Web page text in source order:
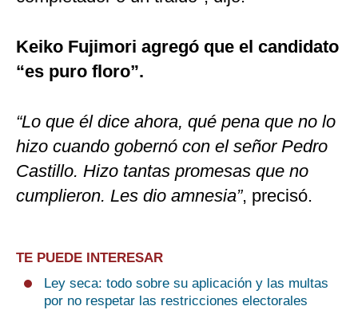
Keiko Fujimori agregó que el candidato
“es puro floro”.
“Lo que él dice ahora, qué pena que no lo
hizo cuando gobernó con el señor Pedro
Castillo. Hizo tantas promesas que no
cumplieron. Les dio amnesia”, precisó.
TE PUEDE INTERESAR
Ley seca: todo sobre su aplicación y las multas
por no respetar las restricciones electorales